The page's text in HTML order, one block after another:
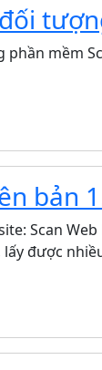
mềm
bản
Scan Web
được